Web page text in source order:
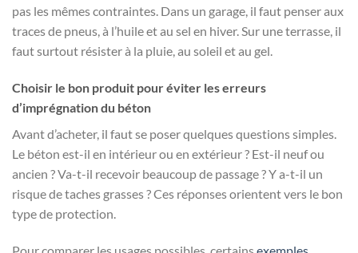
pas les mêmes contraintes. Dans un garage, il faut penser aux
traces de pneus, à l’huile et au sel en hiver. Sur une terrasse, il
faut surtout résister à la pluie, au soleil et au gel.
Choisir le bon produit pour éviter les erreurs
d’imprégnation du béton
Avant d’acheter, il faut se poser quelques questions simples.
Le béton est-il en intérieur ou en extérieur ? Est-il neuf ou
ancien ? Va-t-il recevoir beaucoup de passage ? Y a-t-il un
risque de taches grasses ? Ces réponses orientent vers le bon
type de protection.